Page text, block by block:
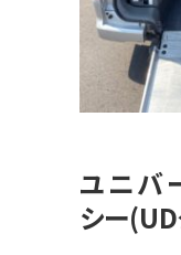
ユニバ
シー